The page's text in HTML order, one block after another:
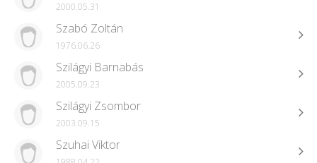
2000.05.31
Szabó Zoltán
1976.06.26
Szilágyi Barnabás
2005.09.23
Szilágyi Zsombor
2003.09.15
Szuhai Viktor